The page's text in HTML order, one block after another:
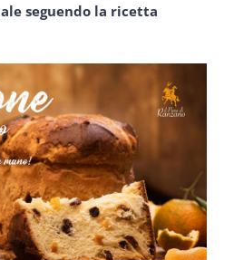
seguendo la ricetta